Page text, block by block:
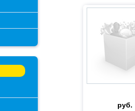
руб.